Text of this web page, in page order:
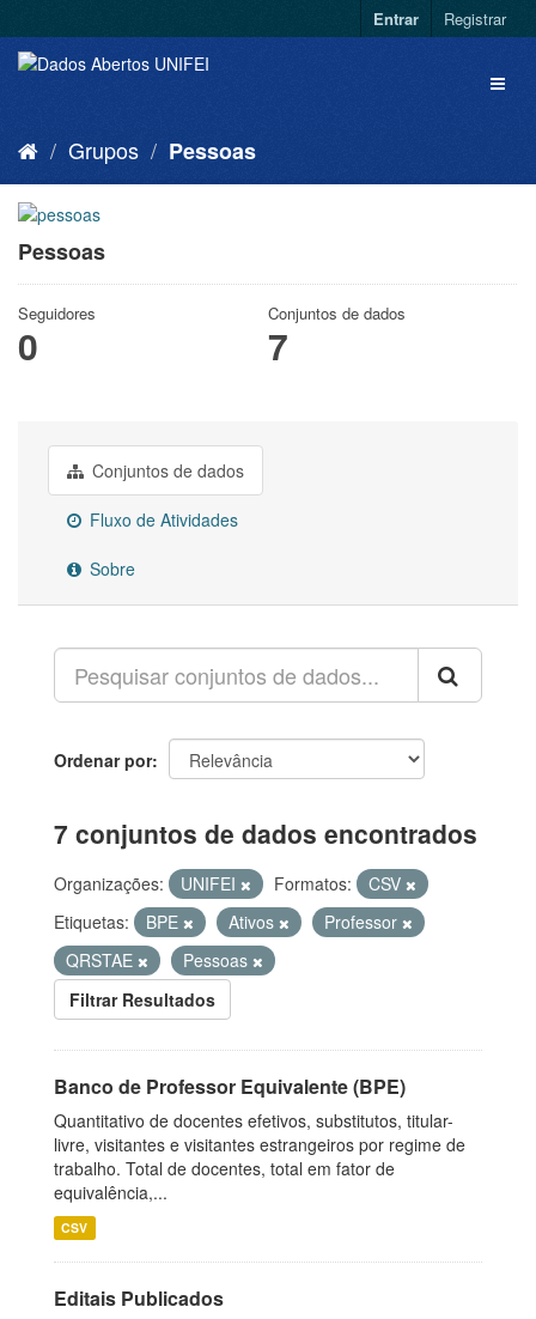
Entrar Registrar
Grupos Pessoas
Pessoas
Seguidores
0
Conjuntos de dados
7
Conjuntos de dados
Fluxo de Atividades
Sobre
Ordenar por
7 conjuntos de dados encontrados
Organizações: UNIFEI Formatos:
CSV
Etiquetas:
BPE Ativos
Professor
QRSTAE
Pessoas
Filtrar Resultados
Banco de Professor Equivalente (BPE)
Quantitativo de docentes efetivos, substitutos, titular-
livre, visitantes e visitantes estrangeiros por regime de
trabalho. Total de docentes, total em fator de
equivalência,...
CSV
Editais Publicados